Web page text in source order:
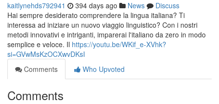
kaitlynehds792941 394 days ago News
Discuss
Hai sempre desiderato comprendere la lingua italiana? Ti
interessa ad iniziare un nuovo viaggio linguistico? Con i nostri
metodi innovativi e intriganti, imparerai l'italiano da zero in modo
semplice e veloce. Il https://youtu.be/WKif_e-XVhk?
si=GVwMsKzOCXwvDKsI
Comments
Who Upvoted
Comments